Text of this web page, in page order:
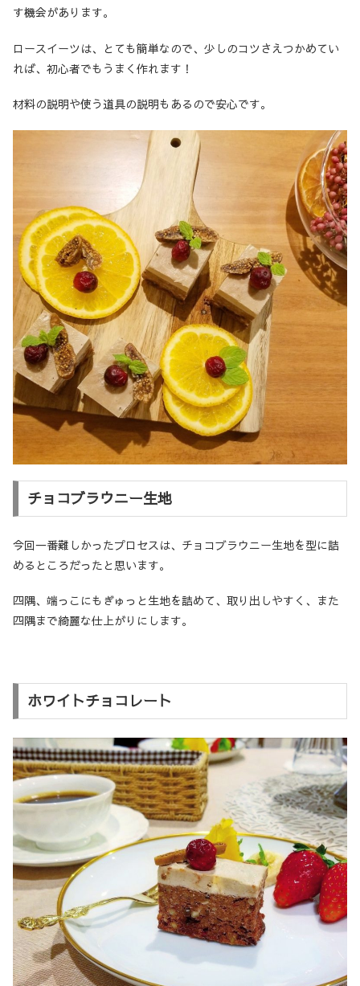
す機会があります。
ロースイーツは、とても簡単なので、少しのコツさえつかめてい
れば、初心者でもうまく作れます！
材料の説明や使う道具の説明もあるので安心です。
チョコブラウニー生地
今回一番難しかったプロセスは、チョコブラウニー生地を型に詰
めるところだったと思います。
四隅、端っこにもぎゅっと生地を詰めて、取り出しやすく、また
四隅まで綺麗な仕上がりにします。
ホワイトチョコレート